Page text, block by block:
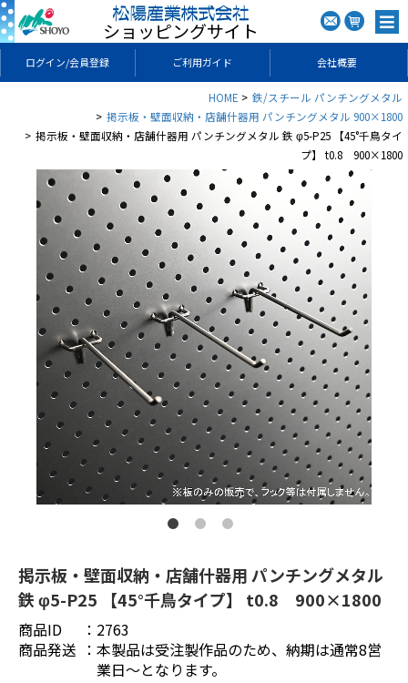
ショッピングサイト
ログイン/会員登録 ご利用ガイド 会社概要
HOME
鉄/スチール パンチングメタル
掲示板・壁面収納・店舗什器用 パンチングメタル 900×1800
掲示板・壁面収納・店舗什器用 パンチングメタル 鉄 φ5-P25 【45°千鳥タイ
プ】 t0.8 900×1800
掲示板・壁面収納・店舗什器用 パンチングメタル
鉄 φ5-P25 【45°千鳥タイプ】 t0.8 900×1800
商品ID ： 2763
商品発送 ： 本製品は受注製作品のため、納期は通常8営
業日～となります。